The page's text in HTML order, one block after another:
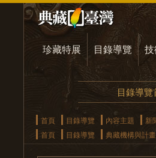
珍藏特展 目錄導覽
目錄導覽
首頁 目錄導覽 內容主題 新
首頁
目錄導覽 典藏機構與計畫